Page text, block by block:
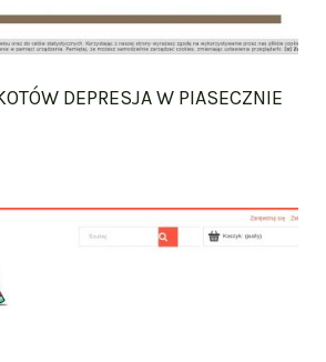
DEPRESJA W PIASECZNIE